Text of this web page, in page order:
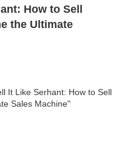
How to Sell
the Ultimate